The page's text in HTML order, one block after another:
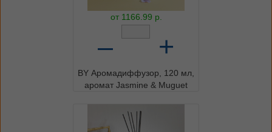
от 1166.99 р.
– +
BY Аромадиффузор, 120 мл,
аромат Jasmine & Muguet